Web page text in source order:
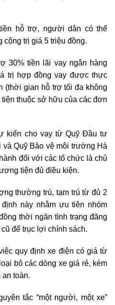
hỗ trợ, người dân có thể
cộng trị giá 5 triệu đồng.
30% tiền lãi vay ngân hàng
trị hợp đồng vay được thực
(thời gian hỗ trợ tối đa không
thuộc sở hữu của các đơn
kiến cho vay từ Quỹ Đầu tư
và Quỹ Bảo vệ môi trường Hà
đối với các tổ chức là chủ
tiện đủ điều kiện.
thường trú, tạm trú từ đủ 2
này nhằm ưu tiên nhóm
thời ngăn tình trạng đăng
để trục lợi chính sách.
quy định xe điện có giá từ
bỏ các dòng xe giá rẻ, kém
toàn.
tắc “một người, một xe”